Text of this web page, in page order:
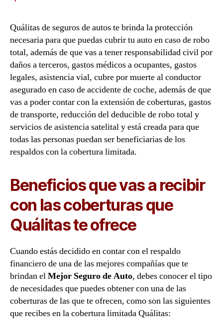
Quálitas de seguros de autos te brinda la protección
necesaria para que puedas cubrir tu auto en caso de robo
total, además de que vas a tener responsabilidad civil por
daños a terceros, gastos médicos a ocupantes, gastos
legales, asistencia vial, cubre por muerte al conductor
asegurado en caso de accidente de coche, además de que
vas a poder contar con la extensión de coberturas, gastos
de transporte, reducción del deducible de robo total y
servicios de asistencia satelital y está creada para que
todas las personas puedan ser beneficiarias de los
respaldos con la cobertura limitada.
Beneficios que vas a recibir
con las coberturas que
Quálitas te ofrece
Cuando estás decidido en contar con el respaldo
financiero de una de las mejores compañías que te
brindan elMejor Seguro de Auto, debes conocer el tipo
de necesidades que puedes obtener con una de las
coberturas de las que te ofrecen, como son las siguientes
que recibes en la cobertura limitada Quálitas: